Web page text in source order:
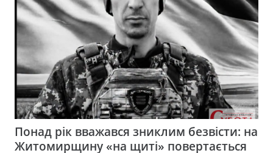
Понад рік вважався зниклим безвісти: на
Житомирщину «на щиті» повертається